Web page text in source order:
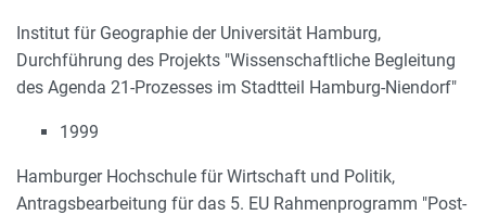
Institut für Geographie der Universität Hamburg,
Durchführung des Projekts "Wissenschaftliche Begleitung
des Agenda 21-Prozesses im Stadtteil Hamburg-Niendorf"
1999
Hamburger Hochschule für Wirtschaft und Politik,
Antragsbearbeitung für das 5. EU Rahmenprogramm "Post-